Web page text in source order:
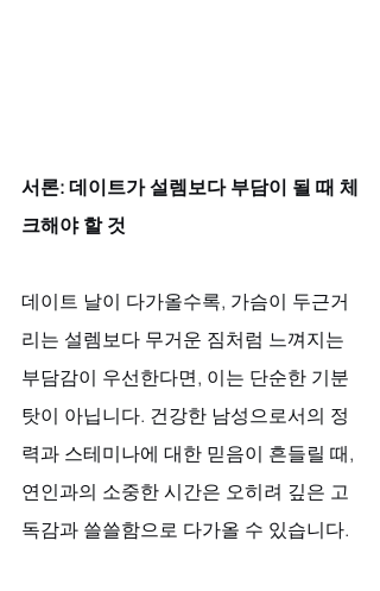
서론: 데이트가 설렘보다 부담이 될 때 체
크해야 할 것
데이트 날이 다가올수록, 가슴이 두근거
리는 설렘보다 무거운 짐처럼 느껴지는
부담감이 우선한다면, 이는 단순한 기분
탓이 아닙니다. 건강한 남성으로서의 정
력과 스테미나에 대한 믿음이 흔들릴 때,
연인과의 소중한 시간은 오히려 깊은 고
독감과 쓸쓸함으로 다가올 수 있습니다.